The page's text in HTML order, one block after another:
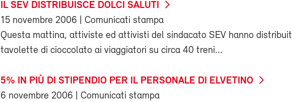
IL SEV DISTRIBUISCE DOLCI SALUTI
15 novembre 2006 | Comunicati stampa
Questa mattina, attiviste ed attivisti del sindacato SEV hanno
tavolette di cioccolato ai viaggiatori su circa 40 treni...
5% IN PIÙ DI STIPENDIO PER IL PERSONALE DI ELVETINO
6 novembre 2006 | Comunicati stampa